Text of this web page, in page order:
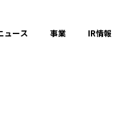
ュース 事業 IR情報